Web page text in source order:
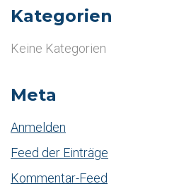
Kategorien
Keine Kategorien
Meta
Anmelden
Feed der Einträge
Kommentar-Feed